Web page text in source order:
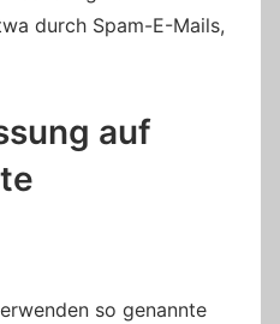
durch Spam-E-Mails,
auf
so genannte